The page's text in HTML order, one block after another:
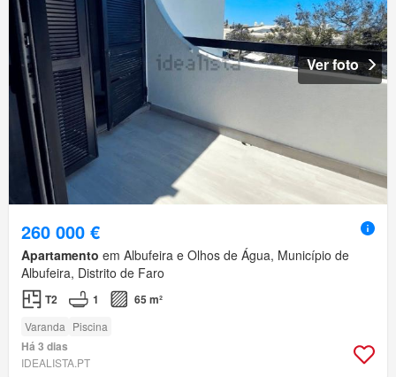
Ver foto
260 000 €
Apartamento em Albufeira e Olhos de Água, Município de
Albufeira, Distrito de Faro
T2 1 65 m²
Varanda Piscina
Há 3 dias
IDEALISTA.PT